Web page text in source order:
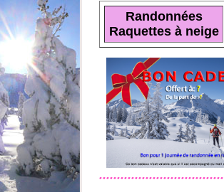
Randonnées
Raquettes à neige